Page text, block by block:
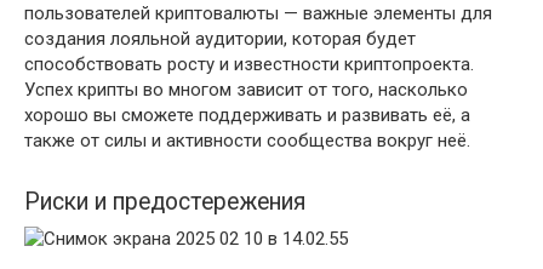
пользователей криптовалюты — важные элементы для
создания лояльной аудитории, которая будет
способствовать росту и известности криптопроекта.
Успех крипты во многом зависит от того, насколько
хорошо вы сможете поддерживать и развивать её, а
также от силы и активности сообщества вокруг неё.
Риски и предостережения